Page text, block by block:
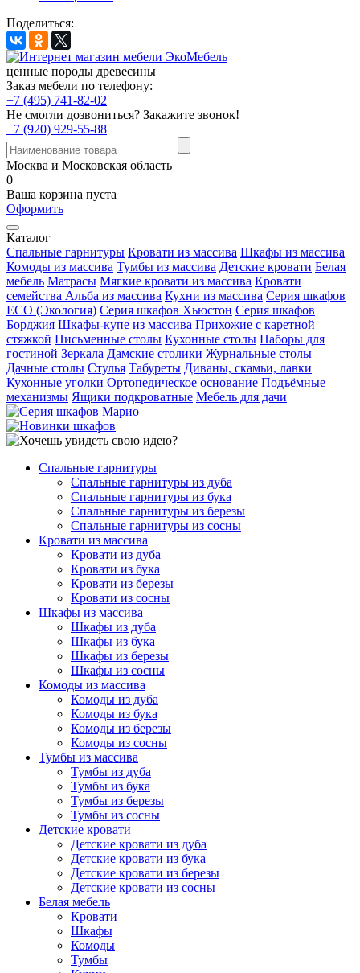
Поделиться:
ценные породы древесины
Заказ мебели по телефону:
+7 (495) 741-82-02
Не смогли дозвониться? Закажите звонок!
+7 (920) 929-55-88
Москва и Московская область
0
Ваша корзина пуста
Оформить
Каталог
Спальные гарнитуры Кровати из массива Шкафы из массива
Комоды из массива Тумбы из массива Детские кровати Белая
мебель Матрасы Мягкие кровати из массива Кровати
семейства Альба из массива Кухни из массива Серия шкафов
ECO (Экология) Серия шкафов Хьюстон Серия шкафов
Борджия Шкафы-купе из массива Прихожие с каретной
стяжкой Письменные столы Кухонные столы Наборы для
гостиной Зеркала Дамские столики Журнальные столы
Дачные столы Стулья Табуреты Диваны, скамьи, лавки
Кухонные уголки Ортопедическое основание Подъёмные
механизмы Ящики подкроватные Мебель для дачи
Спальные гарнитуры
Спальные гарнитуры из дуба
Спальные гарнитуры из бука
Спальные гарнитуры из березы
Спальные гарнитуры из сосны
Кровати из массива
Кровати из дуба
Кровати из бука
Кровати из березы
Кровати из сосны
Шкафы из массива
Шкафы из дуба
Шкафы из бука
Шкафы из березы
Шкафы из сосны
Комоды из массива
Комоды из дуба
Комоды из бука
Комоды из березы
Комоды из сосны
Тумбы из массива
Тумбы из дуба
Тумбы из бука
Тумбы из березы
Тумбы из сосны
Детские кровати
Детские кровати из дуба
Детские кровати из бука
Детские кровати из березы
Детские кровати из сосны
Белая мебель
Кровати
Шкафы
Комоды
Тумбы